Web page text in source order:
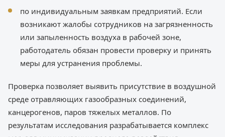
по индивидуальным заявкам предприятий. Если
возникают жалобы сотрудников на загрязненность
или запыленность воздуха в рабочей зоне,
работодатель обязан провести проверку и принять
меры для устранения проблемы.
Проверка позволяет выявить присутствие в воздушной
среде отравляющих газообразных соединений,
канцерогенов, паров тяжелых металлов. По
результатам исследования разрабатывается комплекс